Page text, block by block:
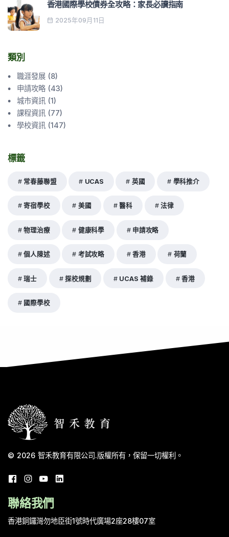
香港國際學校債券全攻略：家長必讀指南
2025年09月11日
類別
職涯發展 (8)
申請攻略 (43)
城市資訊 (1)
課程資訊 (77)
學校資訊 (147)
標籤
常春藤聯盟 UCAS 英國 學科推介
寄宿學校 美國 醫科 法律
物理治療 健康科學 申請攻略
個人陳述 考試攻略 香港 荷蘭
瑞士 探校規劃 UCAS 補錄 香港
國際學校
© 2026 智禾教育有限公司.版權所有，保留一切權利。
聯絡我們
香港銅鑼灣勿地臣街1號時代廣場2座28樓07室